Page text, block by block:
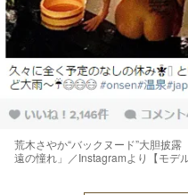
荒木さやか“バックヌード”大胆披
遠の憧れ」／Instagramより【モデ